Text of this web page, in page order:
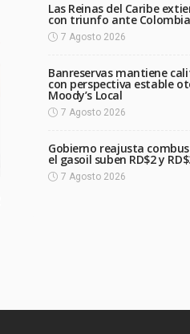
Las Reinas del Caribe
con triunfo ante Colombia
7 Agosto 2026
Banreservas mantiene
con perspectiva estable
Moody’s Local
7 Agosto 2026
Gobierno reajusta
el gasoil suben RD$2 y
7 Agosto 2026